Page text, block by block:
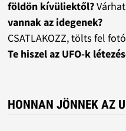
földön kívüliektől?
vannak az idegenek?
CSATLAKOZZ, tölts fel
Te hiszel az UFO-k
HONNAN JÖNNEK AZ